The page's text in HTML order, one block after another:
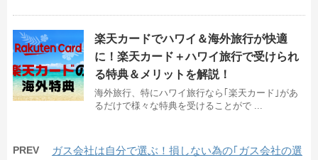
楽天カードでハワイ＆海外旅行が快適
に！楽天カード＋ハワイ旅行で受けられ
る特典＆メリットを解説！
海外旅行、特にハワイ旅行なら｢楽天カード｣があ
るだけで様々な特典を受けることがで ...
PREV
ガス会社は自分で選ぶ！損しない為の｢ガス会社の選